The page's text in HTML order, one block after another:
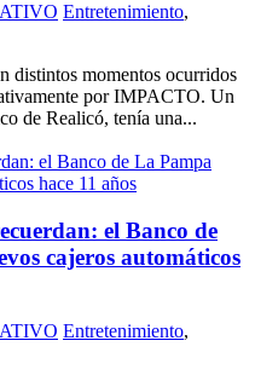
Entretenimiento,
distintos momentos ocurridos
por IMPACTO. Un
de Realicó, tenía una...
el Banco de
cajeros automáticos
Entretenimiento,